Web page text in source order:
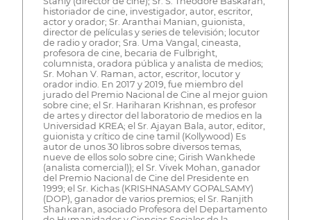
historiador de cine, investigador, autor, escritor,
actor y orador; Sr. Aranthai Manian, guionista,
director de películas y series de televisión; locutor
de radio y orador; Sra. Uma Vangal, cineasta,
profesora de cine, becaria de Fulbright,
columnista, oradora pública y analista de medios;
Sr. Mohan V. Raman, actor, escritor, locutor y
orador indio. En 2017 y 2019, fue miembro del
jurado del Premio Nacional de Cine al mejor guion
sobre cine; el Sr. Hariharan Krishnan, es profesor
de artes y director del laboratorio de medios en la
Universidad KREA; el Sr. Ajayan Bala, autor, editor,
guionista y crítico de cine tamil (Kollywood) Es
autor de unos 30 libros sobre diversos temas,
nueve de ellos solo sobre cine; Girish Wankhede
(analista comercial)); el Sr. Vivek Mohan, ganador
del Premio Nacional de Cine del Presidente en
1999; el Sr. Kichas (KRISHNASAMY GOPALSAMY)
(DOP), ganador de varios premios; el Sr. Ranjith
Shankaran, asociado Profesora del Departamento